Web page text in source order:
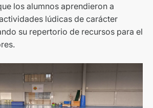
los alumnos aprendieron a
lúdicas de carácter
su repertorio de recursos para el